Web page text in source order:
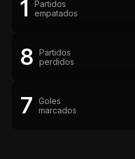
1
Partidos
empatados
8
Partidos
perdidos
7
Goles
marcados